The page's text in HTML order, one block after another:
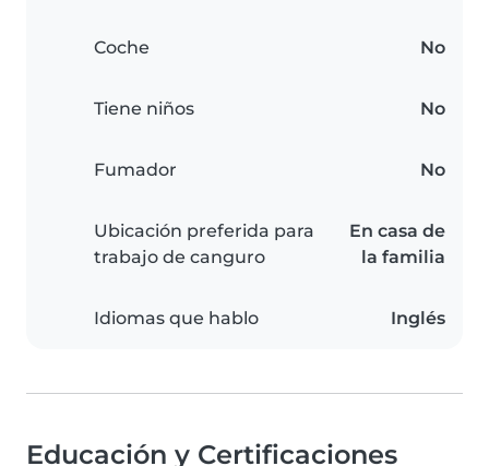
Coche No
Tiene niños No
Fumador No
Ubicación preferida para
trabajo de canguro
En casa de
la familia
Idiomas que hablo Inglés
Educación y Certificaciones